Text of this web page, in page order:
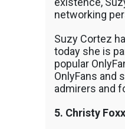
networking
Suzy Cortez
today she is
popular
OnlyFans and
admirers and
5. Christy